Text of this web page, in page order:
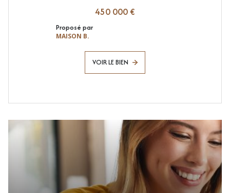
450 000 €
Proposé par
MAISON B.
VOIR LE BIEN